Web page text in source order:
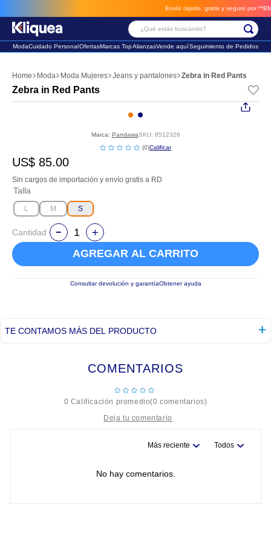
Envío rápido, gratis y seguro por **BM-
¿Qué estás buscando?
ModaCuidado PersonalOfertasMarcas TopAlianzasVende aquíSeguimiento de Pedidos
Moda Moda Mujeres Jeans y pantalones Zebra in Red Pants
Zebra in Red Pants
Marca: PandawaSKU: 8512326
☆☆☆☆☆
(0)
US$ 85.00
Sin cargos de importación y envío gratis a RD
Talla
L M S
Cantidad
AGREGAR AL CARRITO
Consultar devolución y garantíaObtener ayuda
TE CONTAMOS MÁS DEL PRODUCTO
COMENTARIOS
☆☆☆☆
☆
0 Calificación promedio(0 comentarios)
Más reciente Todos
No hay comentarios.